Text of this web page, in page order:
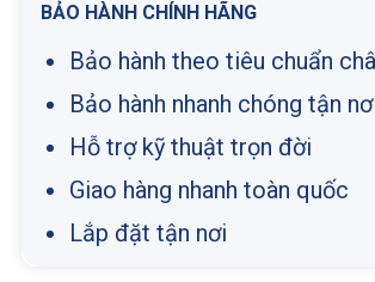
BẢO HÀNH CHÍNH HÃNG
Bảo hành theo tiêu chuẩn
Bảo hành nhanh chóng tận
Hỗ trợ kỹ thuật trọn đời
Giao hàng nhanh toàn quốc
Lắp đặt tận nơi